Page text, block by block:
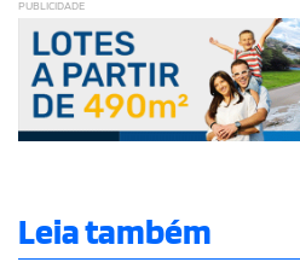
PUBLICIDADE
Leia também